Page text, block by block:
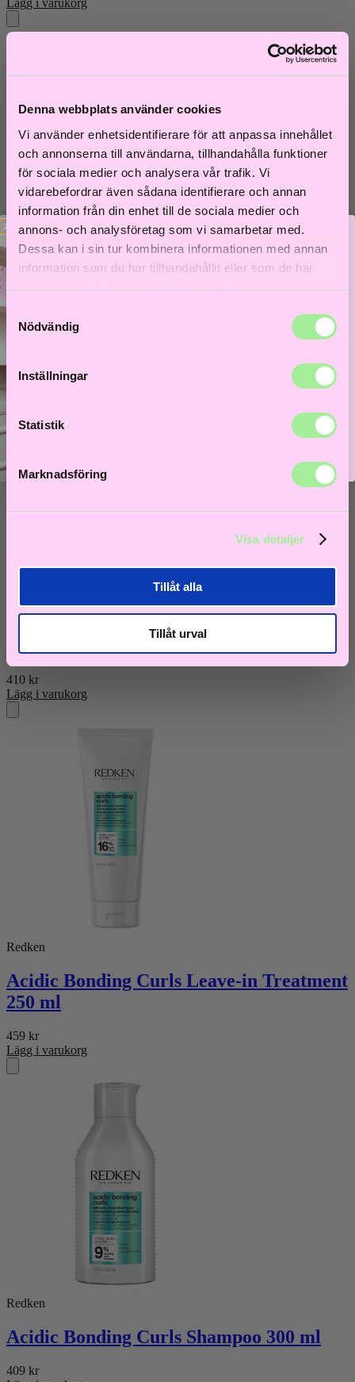
Denna webbplats använder cookies
Vi använder enhetsidentifierare för att anpassa innehållet
och annonserna till användarna, tillhandahålla funktioner
för sociala medier och analysera vår trafik. Vi
vidarebefordrar även sådana identifierare och annan
information från din enhet till de sociala medier och
annons- och analysföretag som vi samarbetar med.
Dessa kan i sin tur kombinera informationen med annan
information som du har tillhandahållit eller som de har
samlat in när du har använt deras tjänster.
Samtyckesval
Nödvändig
Inställningar
Statistik
Marknadsföring
Visa detaljer
Tillåt alla
Tillåt urval
Lägg i varukorg
Redken
Acidic Bonding Concentrate Hair
Redken
410 kr
Lägg i varukorg
Redken
Acidic Bonding Curls Leave-in Treatment
250 ml
459 kr
Lägg i varukorg
Redken
Acidic Bonding Curls Shampoo 300 ml
409 kr
Bättre hår börjar här!
Lås upp välkomstrabatt